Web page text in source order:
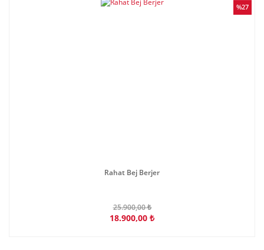
%27
Rahat Bej Berjer
25.900,00 ₺
18.900,00 ₺